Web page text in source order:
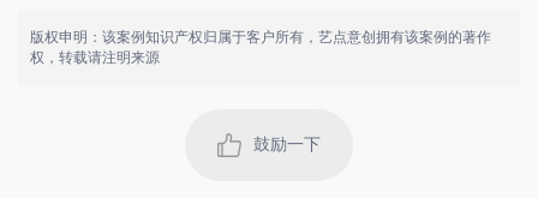
版权申明：该案例知识产权归属于客户所有，艺点意创拥有该案例的著作
权，转载请注明来源
鼓励一下2023-05-02 04:29:13 所在地：天津